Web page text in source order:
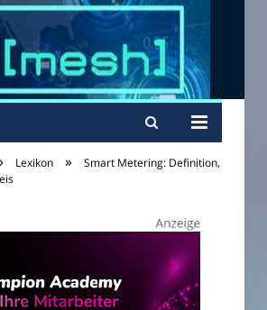
Lexikon »
Smart Metering: Definition,